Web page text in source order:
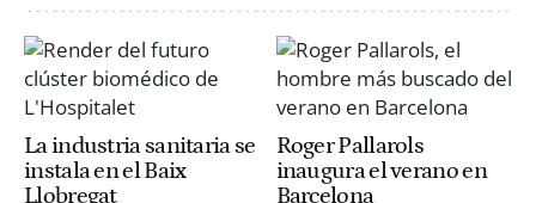
La industria sanitaria se
instala en el Baix
Llobregat
Roger Pallarols
inaugura el verano en
Barcelona